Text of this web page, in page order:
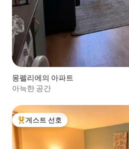
몽펠리에의 아파트
아늑한 공간
상위 게스트 선호
게스트 선호